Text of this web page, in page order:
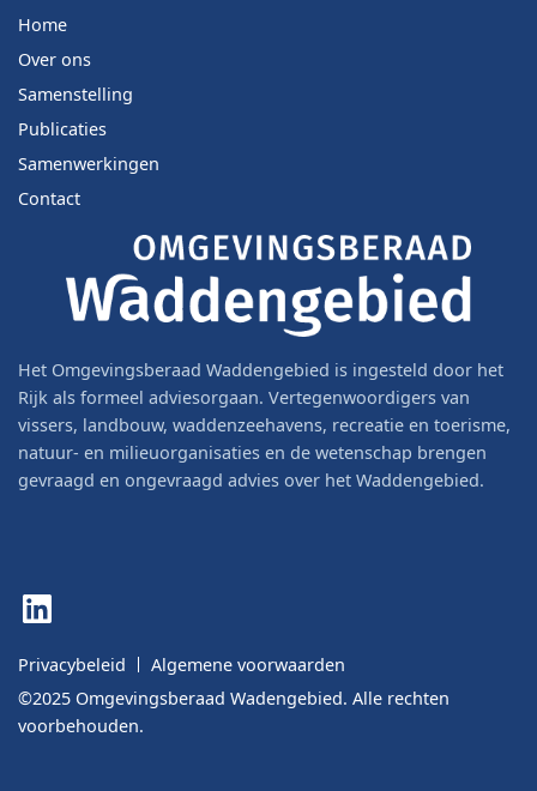
Home
Over ons
Samenstelling
Publicaties
Samenwerkingen
Contact
Het Omgevingsberaad Waddengebied is ingesteld door het
Rijk als formeel adviesorgaan. Vertegenwoordigers van
vissers, landbouw, waddenzeehavens, recreatie en toerisme,
natuur- en milieuorganisaties en de wetenschap brengen
gevraagd en ongevraagd advies over het Waddengebied.
LinkedIn
Privacybeleid
Algemene voorwaarden
©2025 Omgevingsberaad Wadengebied. Alle rechten
voorbehouden.